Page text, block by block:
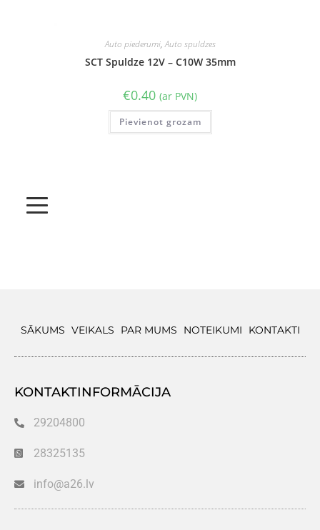
Auto piederumi,Auto spuldzes
SCT Spuldze 12V – C10W 35mm
€0.40 (ar PVN)
Pievienot grozam
SĀKUMS VEIKALS PAR MUMS NOTEIKUMI KONTAKTI
KONTAKTINFORMĀCIJA
29204800
28325135
info@a26.lv